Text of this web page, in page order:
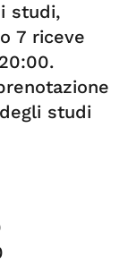
studi,
7 riceve
studi